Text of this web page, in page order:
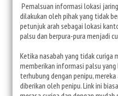
Pemalsuan informasi lokasi
dilakukan oleh pihak yang tidak
petunjuk arah sebagai lokasi
palsu dan berpura-pura menjadi
Ketika nasabah yang tidak curiga
memberikan informasi palsu
terhubung dengan penipu,
diberikan oleh penipu. Link ini